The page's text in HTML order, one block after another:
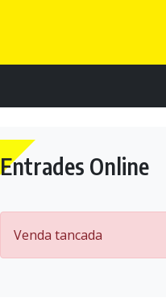
Entrades Online
Venda tancada